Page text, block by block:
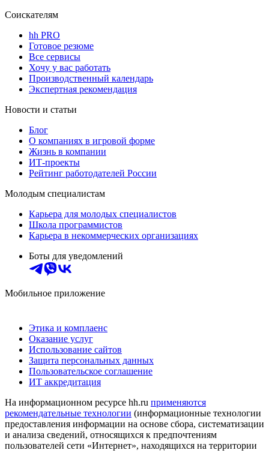
Соискателям
hh PRO
Готовое резюме
Все сервисы
Хочу у вас работать
Производственный календарь
Экспертная рекомендация
Новости и статьи
Блог
О компаниях в игровой форме
Жизнь в компании
ИТ-проекты
Рейтинг работодателей России
Молодым специалистам
Карьера для молодых специалистов
Школа программистов
Карьера в некоммерческих организациях
Боты для уведомлений
Мобильное приложение
Этика и комплаенс
Оказание услуг
Использование сайтов
Защита персональных данных
Пользовательское соглашение
ИТ аккредитация
На информационном ресурсе hh.ru применяются
рекомендательные технологии (информационные технологии
предоставления информации на основе сбора, систематизации
и анализа сведений, относящихся к предпочтениям
пользователей сети «Интернет», находящихся на территории